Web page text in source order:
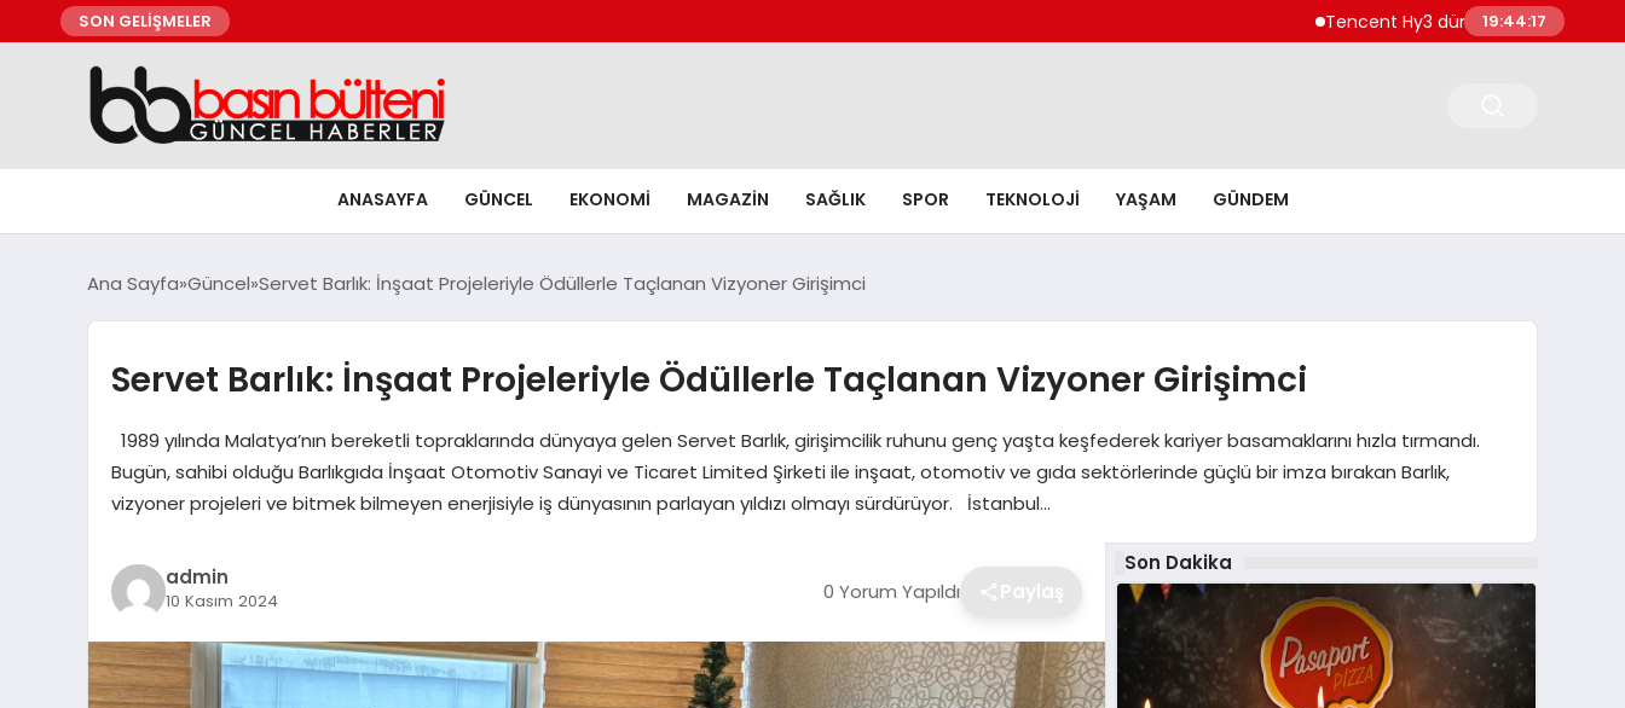
SON GELİŞMELER Tencent Hy3 dünya genelinde kullanıma
19:44:18
ANASAYFA GÜNCEL EKONOMI MAGAZIN SAĞLIK SPOR TEKNOLOJI YAŞAM GÜNDEM
Ana Sayfa Güncel Servet Barlık: İnşaat Projeleriyle Ödüllerle Taçlanan Vizyoner Girişimci
Servet Barlık: İnşaat Projeleriyle Ödüllerle Taçlanan Vizyoner Girişimci
1989 yılında Malatya’nın bereketli topraklarında dünyaya gelen Servet Barlık, girişimcilik ruhunu genç yaşta keşfederek kariyer basamaklarını hızla tırmandı.
Bugün, sahibi olduğu Barlıkgıda İnşaat Otomotiv Sanayi ve Ticaret Limited Şirketi ile inşaat, otomotiv ve gıda sektörlerinde güçlü bir imza bırakan Barlık,
vizyoner projeleri ve bitmek bilmeyen enerjisiyle iş dünyasının parlayan yıldızı olmayı sürdürüyor. İstanbul…
admin
10 Kasım 2024 0 Yorum Yapıldı Paylaş
Son Dakika